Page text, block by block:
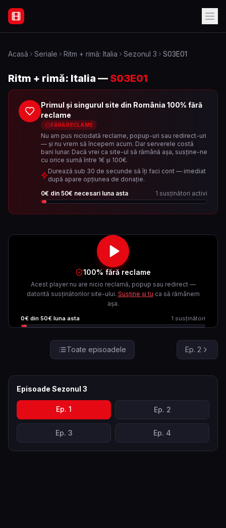
Filme Online Subtitrate - Acasă
Acasă Seriale Ritm + rimă: Italia Sezonul 3 S03E01
Ritm + rimă: Italia — S03E01
Primul și singurul site din România 100% fără
reclame
FĂRĂ RECLAME
Nu am pus niciodată reclame, popup-uri sau redirect-uri
— și nu vrem să începem acum. Dar serverele costă
bani lunar. Dacă vrei ca site-ul să rămână așa, susține-ne
cu orice sumă între 1€ și 100€.
Durează sub 30 de secunde să îți faci cont — imediat
după apare opțiunea de donație.
0€ din 50€ necesari luna asta 1 susținători activi
100% fără reclame
Acest player nu are nicio reclamă, popup sau redirect —
datorită susținătorilor site-ului. Susține și tu ca să rămânem
așa.
0€ din 50€ luna asta 1 susținători
Toate episoadele Ep. 2
Episoade Sezonul 3
Ep. 1 Ep. 2
Ep. 3 Ep. 4